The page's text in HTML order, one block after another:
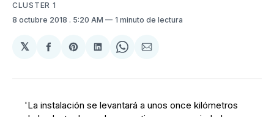
CLUSTER 1
8 octubre 2018 . 5:20 AM 1 minuto de lectura
𝕏
Compartir
Facebook
Share
Pinterest
Compartir
LinkedIn
Share
WhatsApp
Compartir
Email
'La instalación se levantará a unos once kilómetros